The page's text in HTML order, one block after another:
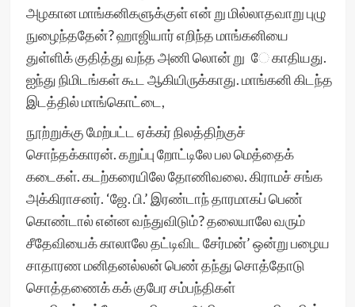
அழகான மாங்கனிகளுக்குள் என் று மில்லாதவாறு புழு
நுழைந்ததேன்? ஹாஜியார் எறிந்த மாங்கனியை
துள்ளிக் குதித்து வந்த அணி லொன் று ே காதியது.
ஐந்து நிமிடங்கள் கூட ஆகியிருக்காது. மாங்கனி கிடந்த
இடத்தில் மாங்கொட்டை,
நூற்றுக்கு மேற்பட்ட ஏக்கர் நிலத்திற்குச்
சொந்தக்காரன். கறுப்பு றோட்டிலே பல மெத்தைக்
கடைகள். கடற்கரையிலே தோணிவலை. கிராமச் சங்க
அக்கிராசனர். ‘ஜே. பி.’ இரண்டாந் தாரமாகப் பெண்
கொண்டால் என்ன வந்துவிடும்? தலையாலே வரும்
சீதேவியைக் காலாலே தட்டிவிட சேர்மன்’ ஒன்று பழைய
சாதாரண மனிதனல்லன் பெண் தந்து சொத்தோடு
சொத்தணைக் கக் குபேர சம்பந்திகள்